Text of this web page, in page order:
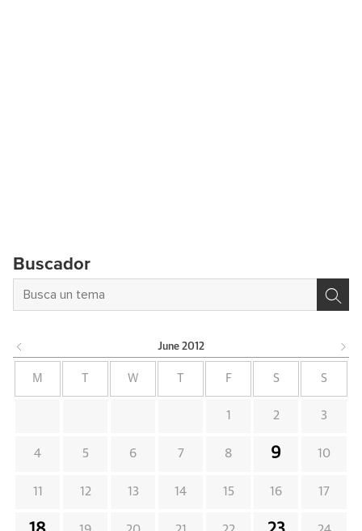
Buscador
June 2012
M W F S S
1 2 3
4 5 6 7 8 9 10
11 12 13 14 15 16 17